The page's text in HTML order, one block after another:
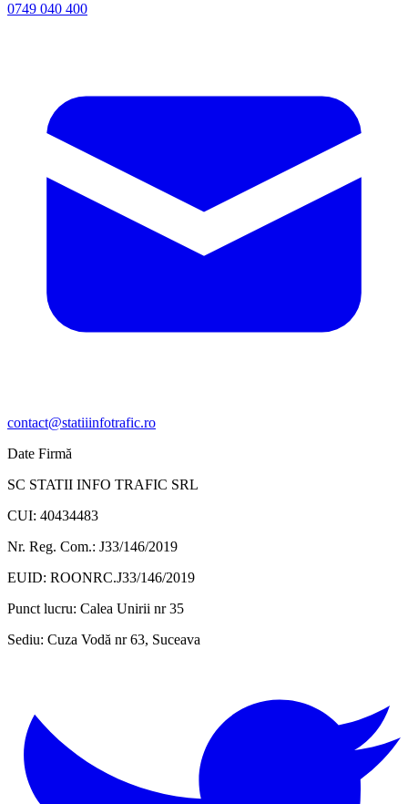
0749 040 400
contact@statiiinfotrafic.ro
Date Firmă
SC STATII INFO TRAFIC SRL
CUI: 40434483
Nr. Reg. Com.: J33/146/2019
EUID: ROONRC.J33/146/2019
Punct lucru: Calea Unirii nr 35
Sediu: Cuza Vodă nr 63, Suceava